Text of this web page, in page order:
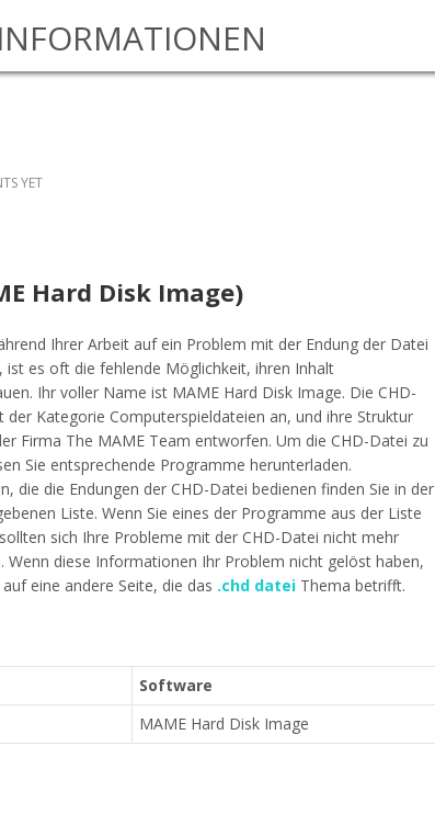
YET
Hard Disk Image)
Ihrer Arbeit auf ein Problem mit der Endung der Datei
ist es oft die fehlende Möglichkeit, ihren Inhalt
Ihr voller Name ist MAME Hard Disk Image. Die CHD-
der Kategorie Computerspieldateien an, und ihre Struktur
Firma The MAME Team entworfen. Um die CHD-Datei zu
Sie entsprechende Programme herunterladen.
die die Endungen der CHD-Datei bedienen finden Sie in der
Liste. Wenn Sie eines der Programme aus der Liste
sich Ihre Probleme mit der CHD-Datei nicht mehr
Wenn diese Informationen Ihr Problem nicht gelöst haben,
auf eine andere Seite, die das .chd datei Thema betrifft.
Software
MAME Hard Disk Image